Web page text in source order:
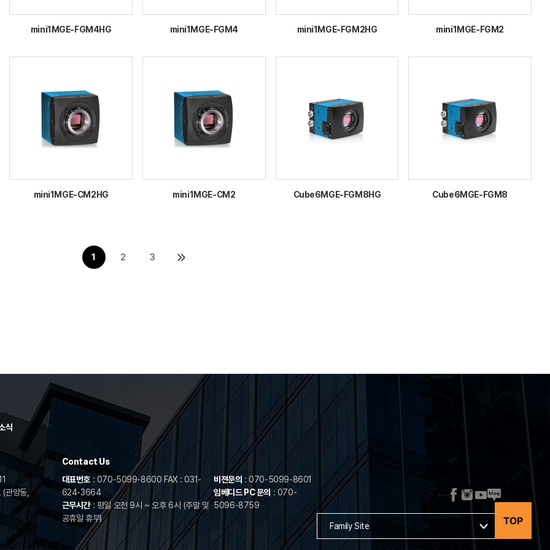
mini1MGE-FGM4HG mini1MGE-FGM4 mini1MGE-FGM2HG mini1MGE-FGM2
mini1MGE-CM2HG mini1MGE-CM2 Cube6MGE-FGM8HG Cube6MGE-FGM8
1 2 3
식
관양동,
Contact Us
대표번호 : 070-5099-8600 FAX : 031-
624-3664
근무시간: 평일 오전 9시 ~ 오후 6시 (주말 및
공휴일 휴무)
비젼문의 : 070-5099-8601
임베디드 PC 문의 : 070-
5096-8759
Family Site